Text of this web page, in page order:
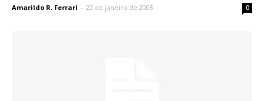
Amarildo R. Ferrari - 22 de janeiro de 2008 0